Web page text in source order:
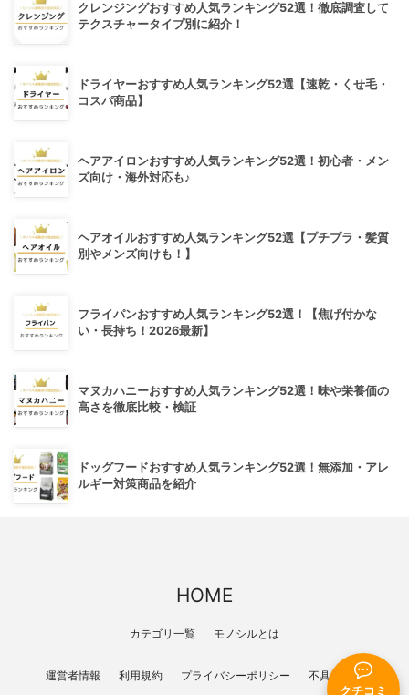
クチコミ
クレンジングおすすめ人気ランキング52選！徹底調査して
テクスチャータイプ別に紹介！
ドライヤーおすすめ人気ランキング52選【速乾・くせ毛・
コスパ商品】
ヘアアイロンおすすめ人気ランキング52選！初心者・メン
ズ向け・海外対応も♪
ヘアオイルおすすめ人気ランキング52選【プチプラ・髪質
別やメンズ向けも！】
フライパンおすすめ人気ランキング52選！【焦げ付かな
い・長持ち！2026最新】
マヌカハニーおすすめ人気ランキング52選！味や栄養価の
高さを徹底比較・検証
ドッグフードおすすめ人気ランキング52選！無添加・アレ
ルギー対策商品を紹介
HOME
カテゴリ一覧 モノシルとは
運営者情報 利用規約 プライバシーポリシー 不具合報告